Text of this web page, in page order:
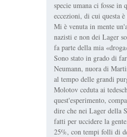
specie umana ci fosse
eccezioni, di cui questa
Mi è venuta in mente
nazisti e non dei Lager
fa parte della mia
Sono stato in grado di
Neumann, nuora di
al tempo delle grandi
Molotov ceduta ai
quest'esperimento,
dire che nei Lager della
fatti per uccidere la
25%, con tempi folli di